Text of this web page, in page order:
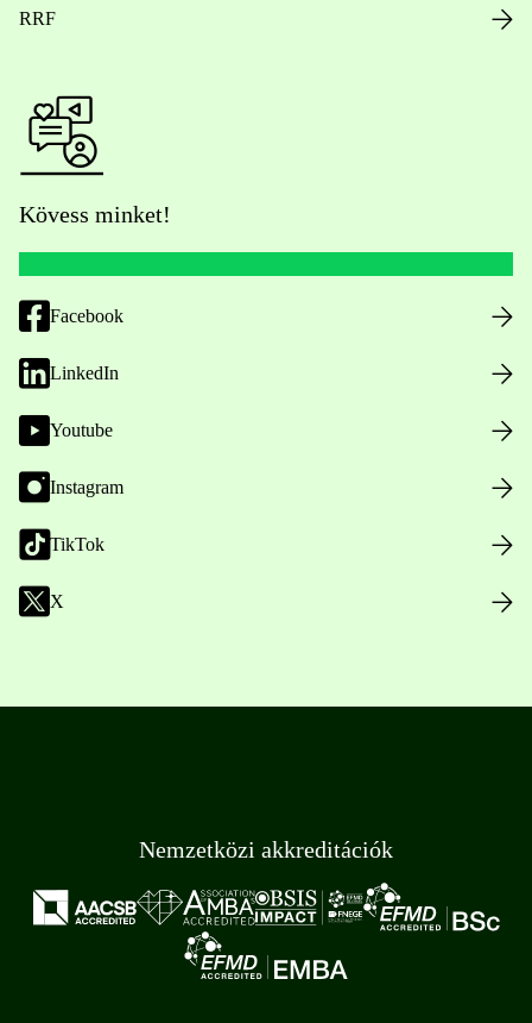
RRF
Kövess minket!
Facebook
LinkedIn
Youtube
Instagram
TikTok
X
Nemzetközi akkreditációk